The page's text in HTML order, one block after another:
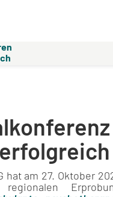
hat am 27. Oktober